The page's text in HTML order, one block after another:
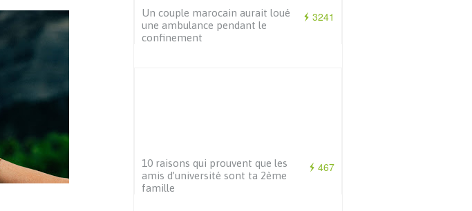
3241
Un couple marocain aurait loué
une ambulance pendant le
confinement
467
10 raisons qui prouvent que les
amis d’université sont ta 2ème
famille